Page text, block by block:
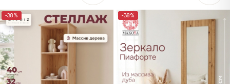
-38% -38%